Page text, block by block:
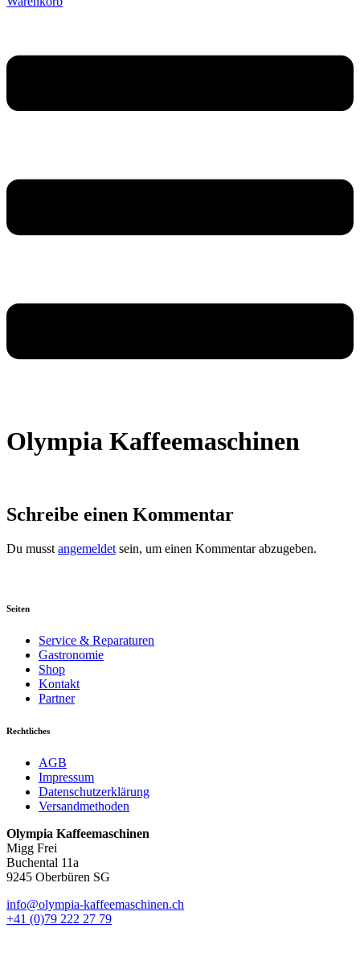
Olympia Kaffeemaschinen
Schreibe einen Kommentar
Du musst angemeldet sein, um einen Kommentar abzugeben.
Seiten
Service & Reparaturen
Gastronomie
Shop
Kontakt
Partner
Rechtliches
AGB
Impressum
Datenschutzerklärung
Versandmethoden
Olympia Kaffeemaschinen
Migg Frei
Buchental 11a
9245 Oberbüren SG
info@olympia-kaffeemaschinen.ch
+41 (0)79 222 27 79